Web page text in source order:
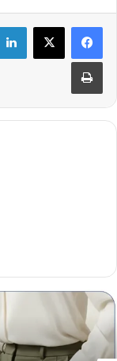
چاپ